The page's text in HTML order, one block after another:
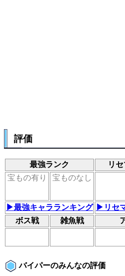
評価
最強ランク
リ
宝もの有り
宝ものなし
▶最強キャラランキング
▶リセ
ボス戦
雑魚戦
バイパーのみんなの評価